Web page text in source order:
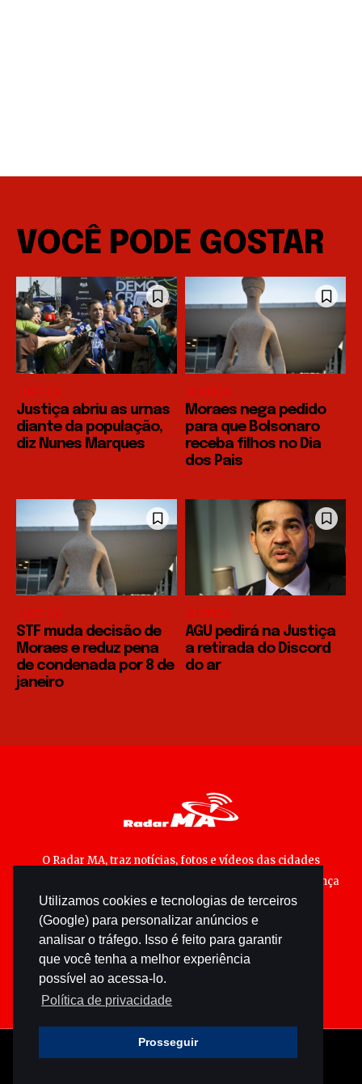
Utilizamos cookies e tecnologias de terceiros
(Google) para personalizar anúncios e
analisar o tráfego. Isso é feito para garantir
que você tenha a melhor experiência
possível ao acessa-lo.
Política de privacidade
Prosseguir
VOCÊ PODE GOSTAR
JUSTIÇA
Justiça abriu as urnas
diante da população,
diz Nunes Marques
JUSTIÇA
Moraes nega pedido
para que Bolsonaro
receba filhos no Dia
dos Pais
JUSTIÇA
STF muda decisão de
Moraes e reduz pena
de condenada por 8 de
janeiro
JUSTIÇA
AGU pedirá na Justiça
a retirada do Discord
do ar
O Radar MA, traz notícias, fotos e vídeos das cidades
maranhenses; matérias especiais sobre política, segurança
pública e cultura popular.